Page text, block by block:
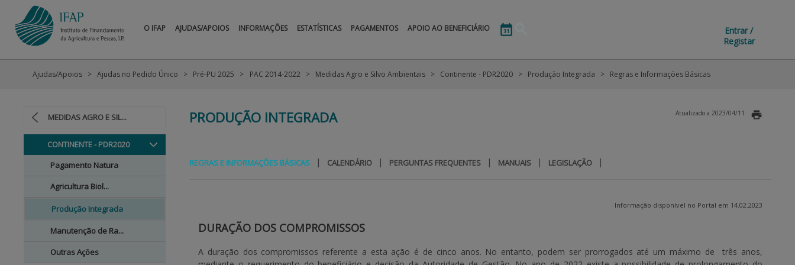
O IFAP AJUDAS/APOIOS INFORMAÇÕES ESTATÍSTICAS PAGAMENTOS APOIO AO BENEFICIÁRIO
Entrar /
Registar
MEDIDAS AGRO E SIL...
CONTINENTE - PDR2020
Pagamento Natura
Agricultura Biol...
Produção Integrada
Manutenção de Ra...
Outras Ações
Ajudas/Apoios Ajudas no Pedido Único Pré-PU 2025 PAC 2014-2022 Medidas Agro e Silvo Ambientais Continente - PDR2020 Produção Integrada Regras e Informações Básicas
PRODUÇÃO INTEGRADA
REGRAS E INFORMAÇÕES BÁSICAS | CALENDÁRIO | PERGUNTAS FREQUENTES | MANUAIS | LEGISLAÇÃO |
Atualizado a 2023/04/11
Informação disponível no Portal em 14.02.2023
DURAÇÃO DOS COMPROMISSOS
A duração dos compromissos referente a esta ação é de cinco anos. No entanto, podem ser prorrogados até um máximo de três anos,